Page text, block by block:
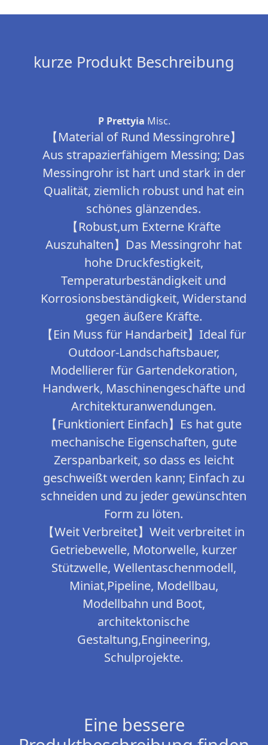
kurze Produkt Beschreibung
P Prettyia Misc.
【Material of Rund Messingrohre】
Aus strapazierfähigem Messing; Das
Messingrohr ist hart und stark in der
Qualität, ziemlich robust und hat ein
schönes glänzendes.
【Robust,um Externe Kräfte
Auszuhalten】Das Messingrohr hat
hohe Druckfestigkeit,
Temperaturbeständigkeit und
Korrosionsbeständigkeit, Widerstand
gegen äußere Kräfte.
【Ein Muss für Handarbeit】Ideal für
Outdoor-Landschaftsbauer,
Modellierer für Gartendekoration,
Handwerk, Maschinengeschäfte und
Architekturanwendungen.
【Funktioniert Einfach】Es hat gute
mechanische Eigenschaften, gute
Zerspanbarkeit, so dass es leicht
geschweißt werden kann; Einfach zu
schneiden und zu jeder gewünschten
Form zu löten.
【Weit Verbreitet】Weit verbreitet in
Getriebewelle, Motorwelle, kurzer
Stützwelle, Wellentaschenmodell,
Miniat,Pipeline, Modellbau,
Modellbahn und Boot,
architektonische
Gestaltung,Engineering,
Schulprojekte.
Eine bessere